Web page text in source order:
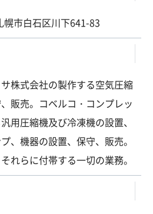
市白石区川下641-83
株式会社の製作する空気圧縮
販売。コベルコ・コンプレッ
用圧縮機及び冷凍機の設置、
、機器の設置、保守、販売。
れらに付帯する一切の業務。